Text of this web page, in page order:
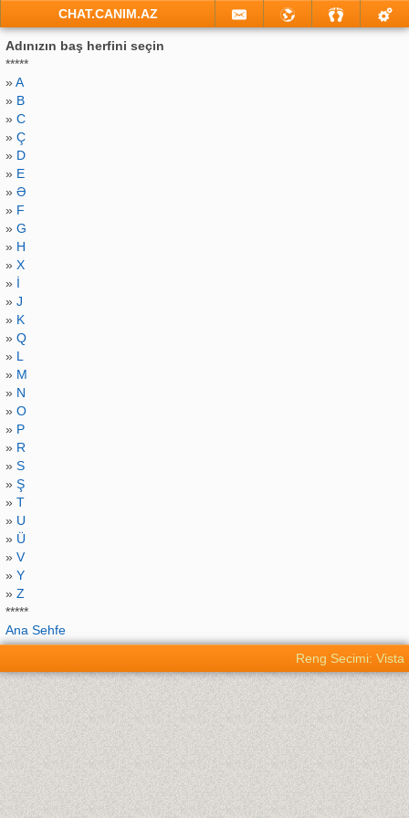
CHAT.CANIM.AZ
Adınızın baş herfini seçin
*****
»A
» B
» C
» Ç
» D
» E
» Ə
» F
» G
» H
» X
» İ
» J
» K
» Q
» L
» M
» N
» O
» P
» R
» S
» Ş
» T
» U
» Ü
» V
» Y
» Z
*****
Ana Sehfe
Reng Secimi: Vista